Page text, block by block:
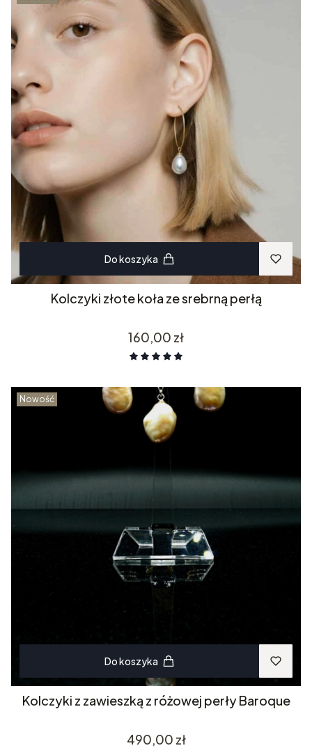
Do koszyka
Kolczyki złote koła ze srebrną perłą
Cena
160,00 zł
Nowość
Do koszyka
Kolczyki z zawieszką z różowej perły Baroque
Cena
490,00 zł